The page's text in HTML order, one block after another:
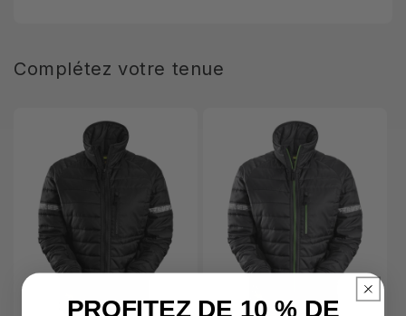
Complétez votre tenue
PROFITEZ DE 10 % DE